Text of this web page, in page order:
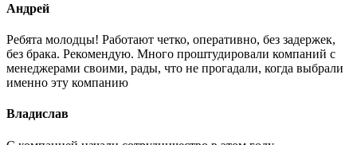
Андрей
Ребята молодцы! Работают четко, оперативно, без задержек,
без брака. Рекомендую. Много проштудировали компаний с
менеджерами своими, рады, что не прогадали, когда выбрали
именно эту компанию
Владислав